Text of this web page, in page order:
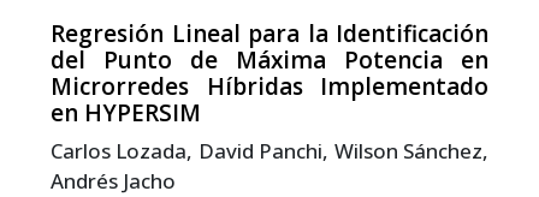
Regresión Lineal para la Identificación
del Punto de Máxima Potencia en
Microrredes Híbridas Implementado
en HYPERSIM
Carlos Lozada, David Panchi, Wilson Sánchez,
Andrés Jacho